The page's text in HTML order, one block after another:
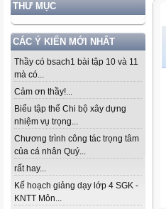
THƯ MỤC
CÁC Ý KIẾN MỚI NHẤT
Thầy có bsach1 bài tập 10 và 11
mà có...
Cảm ơn thầy!...
Biểu tập thể Chi bộ xây dựng
nhiệm vụ trọng...
Chương trình công tác trọng tâm
của cá nhân Quý...
rất hay...
Kế hoạch giảng dạy lớp 4 SGK -
KNTT Môn...